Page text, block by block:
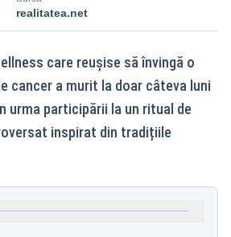
realitatea.net
care reușise să învingă o
cancer a murit la doar câteva luni
urma participării la un ritual de
inspirat din tradițiile